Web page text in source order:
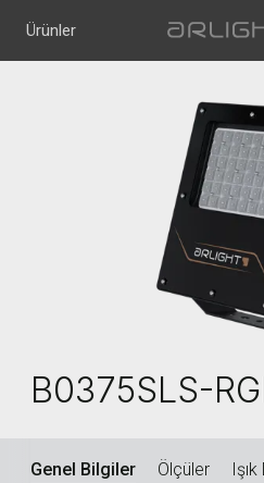
Ürünler
B0375SLS-
Genel Bilgiler Ölçüler Işık